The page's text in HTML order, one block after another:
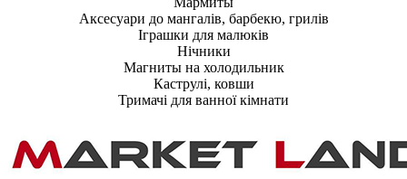
Аксесуари до мангалів, барбекю, грилів
Іграшки для малюків
Нічники
Магниты на холодильник
Каструлі, ковши
Тримачі для ванної кімнати